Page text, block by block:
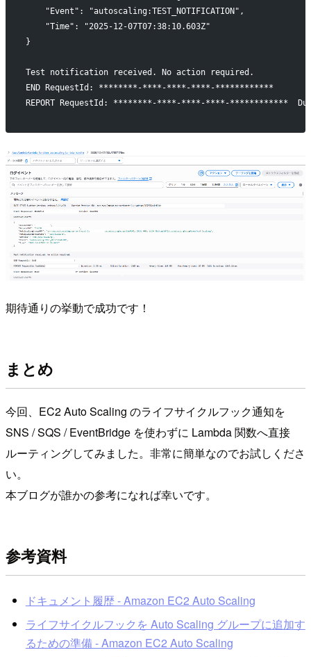
    "Event": "autoscaling:TEST_NOTIFICATION",
    "Time": "2025-12-07T07:38:10.603Z"
}
Test notification received. No action required.
END RequestId: ********-****-****-****-************
REPORT RequestId: ********-****-****-****-************
期待通りの挙動で成功です！
まとめ
今回、EC2 Auto Scaling のライフサイクルフック通知を
SNS / SQS / EventBridge を使わずに Lambda 関数へ直接
ルーティングしてみました。非常に簡単なのでお試しくださ
い。
本ブログが誰かの参考になれば幸いです。
参考資料
ドキュメント履歴 - Amazon EC2 Auto Scaling
ライフサイクルフックを Auto Scaling グループに追加す
るための準備 - Amazon EC2 Auto Scaling